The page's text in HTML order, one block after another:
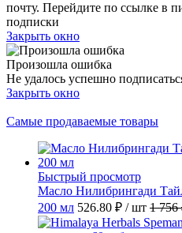
почту. Перейдите по ссылке в
подписки
Закрыть окно
Произошла ошибка
Не удалось успешно
Закрыть окно
Самые продаваемые товары
Быстрый просмотр
Масло Нилибрингади
200 мл 526.80 ₽ / шт 1 756